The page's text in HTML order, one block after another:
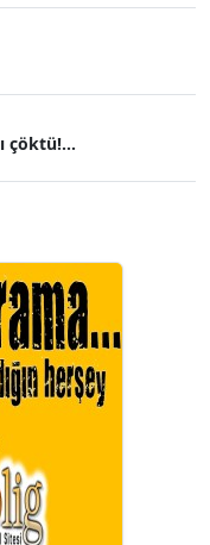
çöktü!...